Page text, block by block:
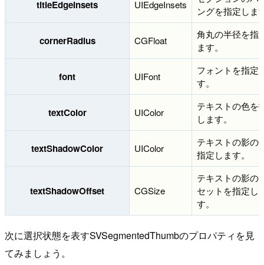
titleEdgeInsets UIEdgeInsets
ングを指定しま
cornerRadius CGFloat
角丸の半径を指
ます。
font UIFont
フォントを指定
す。
textColor UIColor
テキストの色を
します。
textShadowColor UIColor
テキストの影の
指定します。
textShadowOffset CGSize
テキストの影の
セットを指定し
す。
次に選択状態を表すSVSegmentedThumbのプロパティを見
てみましょう。